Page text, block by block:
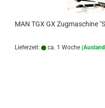
MAN TGX GX Zugmaschine
Lieferzeit: ca. 1 Woche